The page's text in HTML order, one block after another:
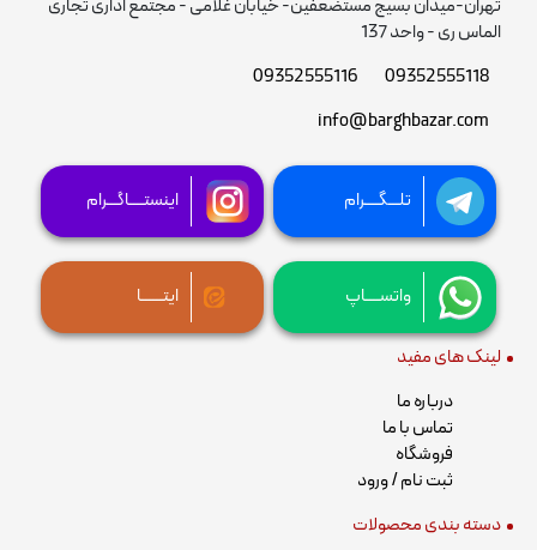
تهران-میدان بسیج مستضعفین- خیابان غلامی - مجتمع اداری تجاری
الماس ری - واحد 137
09352555118
09352555116
info@barghbazar.com
تلـــگــــرام اینستــــاگـــرام
واتســــاپ ایتــــــا
لینک های مفید
درباره ما
تماس با ما
فروشگاه
ثبت نام / ورود
دسته بندی محصولات